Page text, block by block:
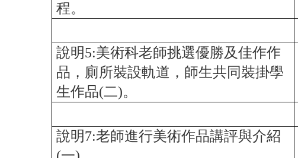
程。
說明5:美術科老師挑選優勝及佳作作
品，廁所裝設軌道，師生共同裝掛學
生作品(二)。
說明7:老師進行美術作品講評與介紹